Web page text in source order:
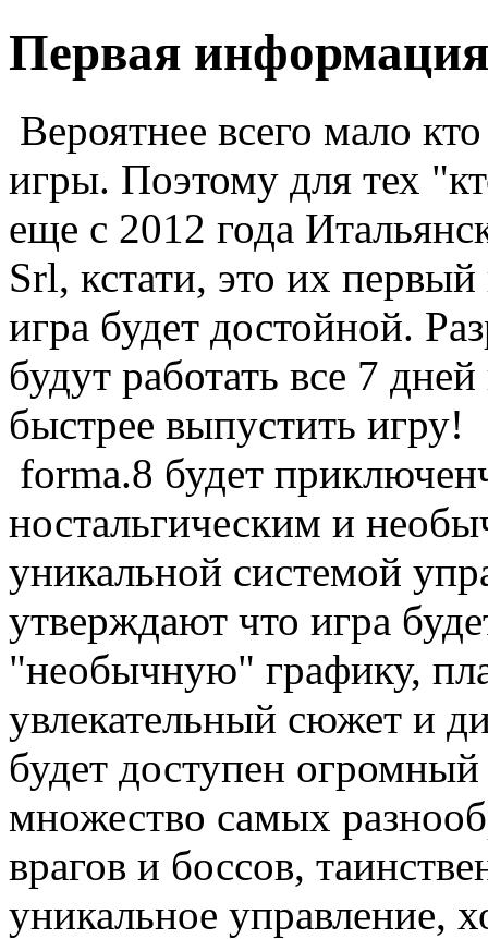
Первая
Вероятнее всего мало
игры. Поэтому для тех
еще с 2012 года
Srl, кстати, это их
игра будет достойной.
будут работать все 7
быстрее выпустить игру!
forma.8 будет
ностальгическим и
уникальной системой
утверждают что игра
"необычную" графику,
увлекательный сюжет и
будет доступен
множество самых
врагов и боссов,
уникальное управление,